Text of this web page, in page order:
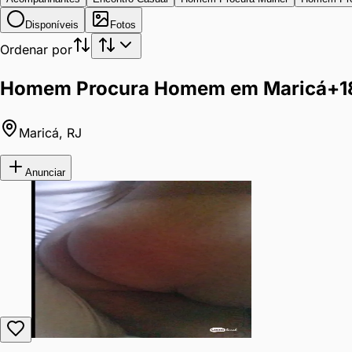
Disponíveis Fotos
Ordenar por
Homem Procura Homem em Maricá
Maricá, RJ
Anunciar